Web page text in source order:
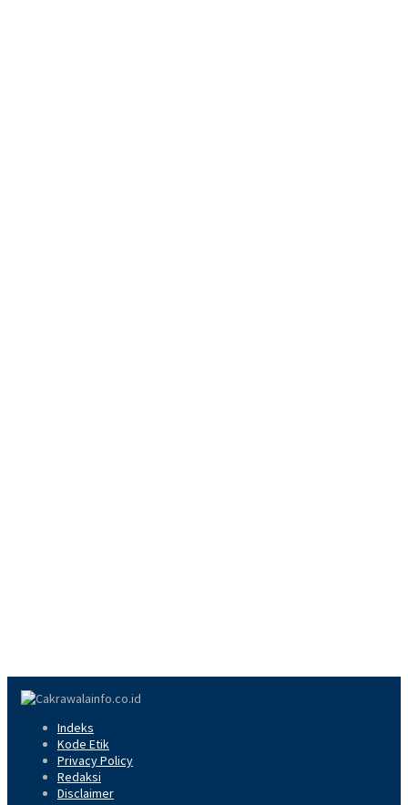
Indeks
Kode Etik
Privacy Policy
Redaksi
Disclaimer